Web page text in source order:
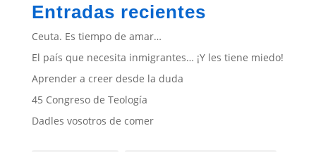
Entradas recientes
Ceuta. Es tiempo de amar…
El país que necesita inmigrantes… ¡Y les tiene miedo!
Aprender a creer desde la duda
45 Congreso de Teología
Dadles vosotros de comer